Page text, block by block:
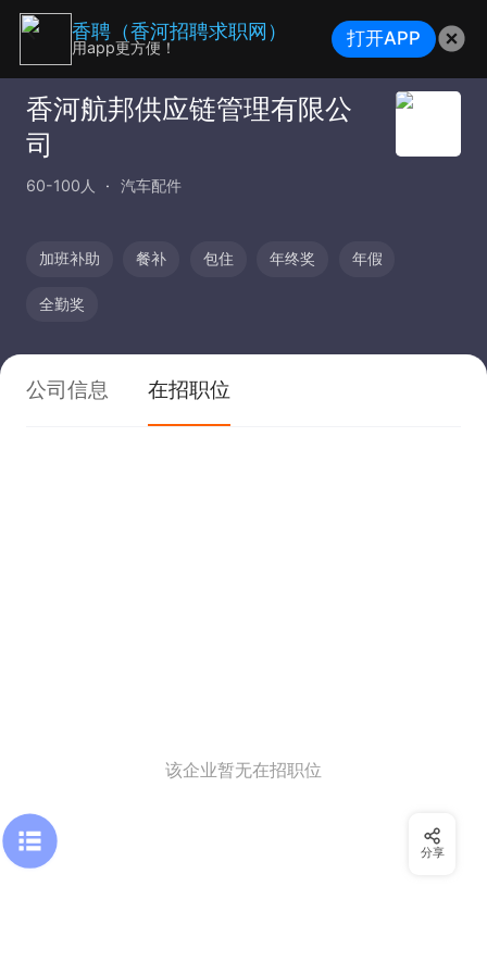
香河航邦供应链管理有限公
司
60-100人 汽车配件
加班补助 餐补 包住 年终奖 年假
全勤奖
公司信息 在招职位
该企业暂无在招职位
分享
香聘（香河招聘求职网）
用app更方便！ 打开APP